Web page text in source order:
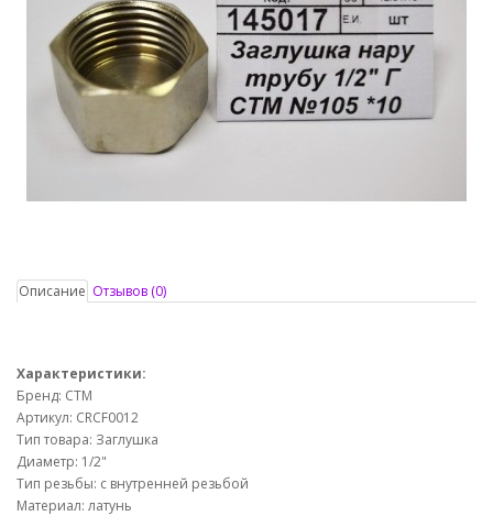
Описание Отзывов (0)
Характеристики:
Бренд: СТМ
Артикул: CRCF0012
Тип товара: Заглушка
Диаметр: 1/2"
Тип резьбы: с внутренней резьбой
Материал: латунь